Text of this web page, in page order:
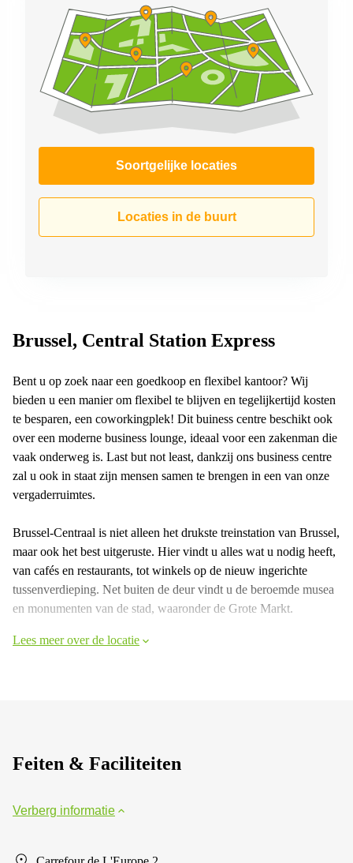
Niklaas
Soortgelijke locaties
Locaties in de buurt
Brussel, Central Station Express
Bent u op zoek naar een goedkoop en flexibel kantoor? Wij
bieden u een manier om flexibel te blijven en tegelijkertijd kosten
te besparen, een coworkingplek! Dit buiness centre beschikt ook
over een moderne business lounge, ideaal voor een zakenman die
vaak onderweg is. Last but not least, dankzij ons business centre
zal u ook in staat zijn mensen samen te brengen in een van onze
vergaderruimtes.
Brussel-Centraal is niet alleen het drukste treinstation van Brussel,
maar ook het best uitgeruste. Hier vindt u alles wat u nodig heeft,
van cafés en restaurants, tot winkels op de nieuw ingerichte
tussenverdieping. Net buiten de deur vindt u de beroemde musea
en monumenten van de stad, waaronder de Grote Markt.
Lees meer over de locatie
Feiten & Faciliteiten
Verberg informatie